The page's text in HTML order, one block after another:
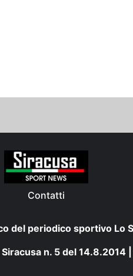
Contatti
del periodico sportivo Lo
n. 5 del 14.8.2014